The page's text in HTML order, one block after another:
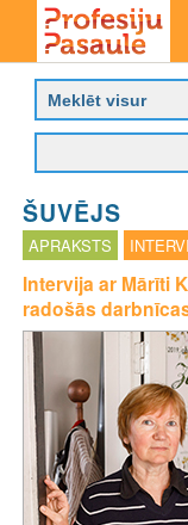
P
o
f
e
i
j
u
p
a
s
a
u
e
ŠUVĒJS
APRAKSTS
Intervija ar Mārīti
radošās